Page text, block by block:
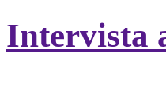
Intervista